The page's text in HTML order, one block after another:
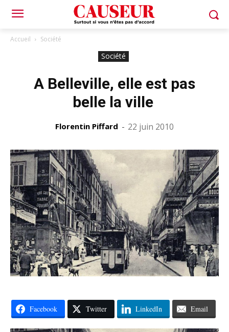
Accueil Société
Société
A Belleville, elle est pas
belle la ville
Florentin Piffard - 22 juin 2010
Facebook Twitter LinkedIn Email